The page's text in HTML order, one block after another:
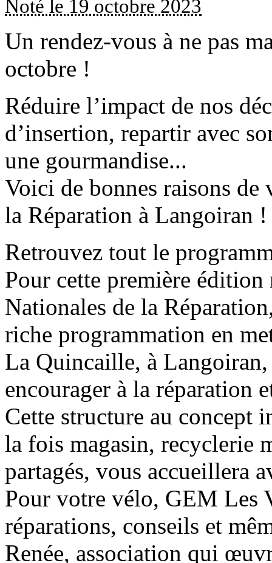
Noté le 19 octobre 2023
Un rendez-vous à ne pas
octobre !
Réduire l’impact de nos
d’insertion, repartir avec
une gourmandise...
Voici de bonnes raisons de
la Réparation à Langoiran
Retrouvez tout le
Pour cette première édition
Nationales de la
riche programmation en
La Quincaille, à
encourager à la réparation
Cette structure au concept
la fois magasin, recyclerie
partagés, vous accueillera
Pour votre vélo, GEM Les
réparations, conseils et
Renée, association qui